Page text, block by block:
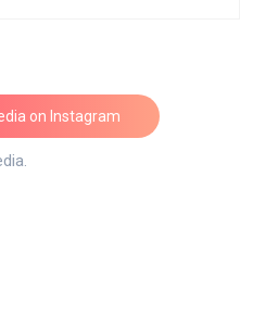
on Instagram
on Instagram